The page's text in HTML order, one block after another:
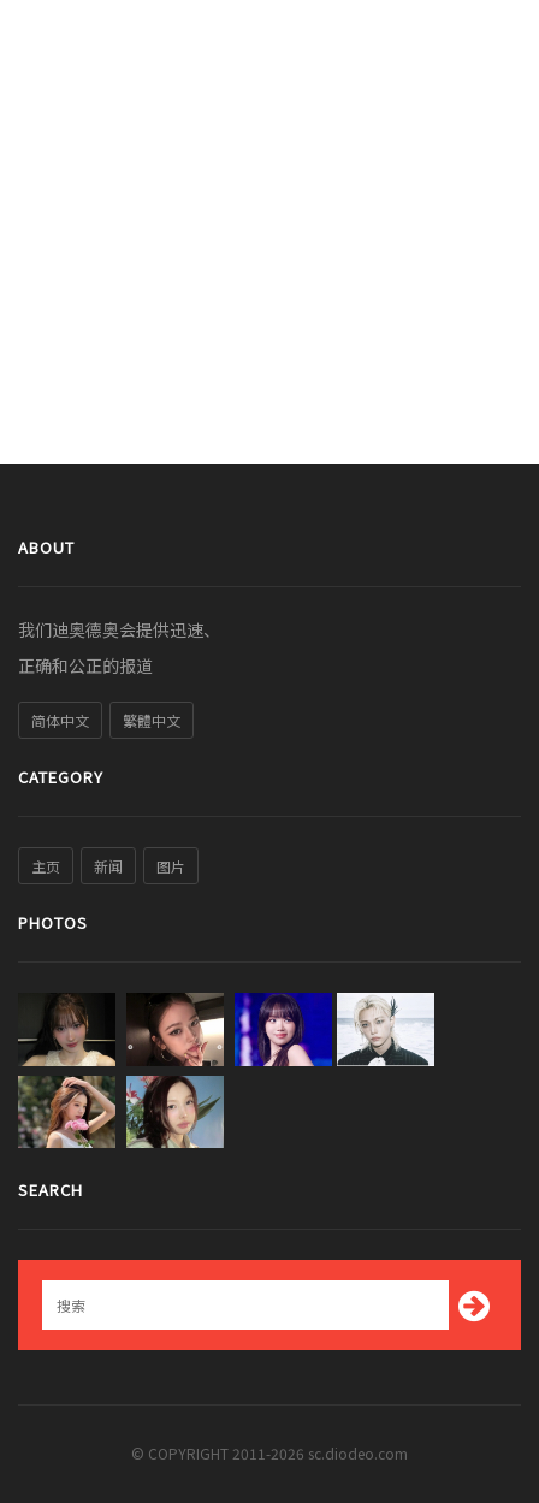
ABOUT
我们迪奥德奥会提供迅速、
正确和公正的报道
简体中文 繁體中文
CATEGORY
主页 新闻 图片
PHOTOS
SEARCH
© COPYRIGHT 2011-2026 sc.diodeo.com